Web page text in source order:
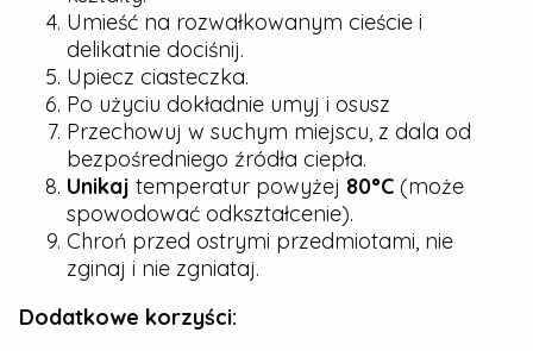
Umieść na rozwałkowanym cieście i
delikatnie dociśnij.
Upiecz ciasteczka.
Po użyciu dokładnie umyj i osusz
Przechowuj w suchym miejscu, z dala od
bezpośredniego źródła ciepła.
Unikaj temperatur powyżej 80°C (może
spowodować odkształcenie).
Chroń przed ostrymi przedmiotami, nie
zginaj i nie zgniataj.
Dodatkowe korzyści: